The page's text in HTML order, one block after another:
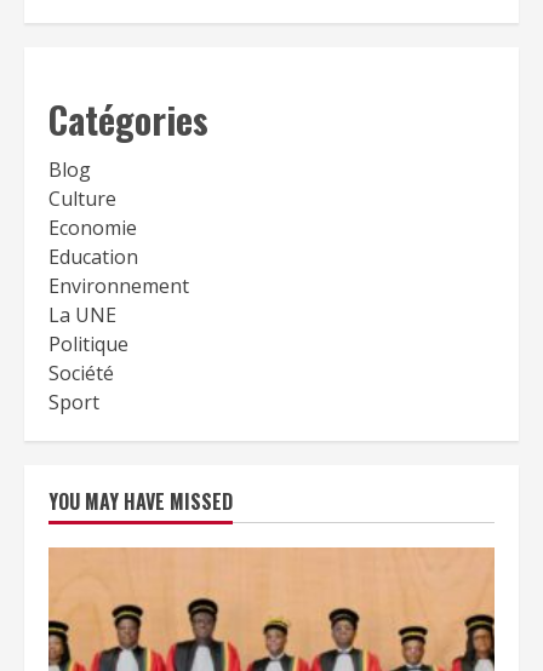
Catégories
Blog
Culture
Economie
Education
Environnement
La UNE
Politique
Société
Sport
YOU MAY HAVE MISSED